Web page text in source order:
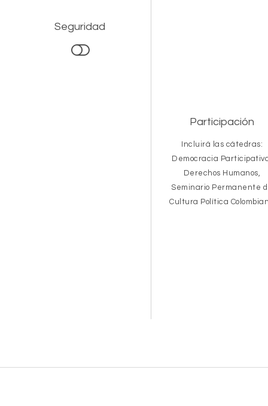
Seguridad
Participación
Incluirá las cátedras:
Democracia
Derechos Humanos,
Seminario Permanente
Cultura Política